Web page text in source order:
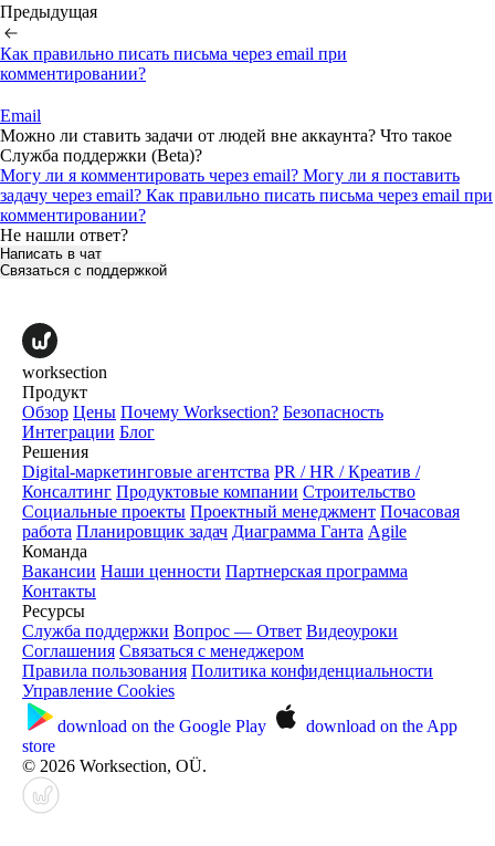
Предыдущая
Как правильно писать письма через email при
комментировании?
Email
Можно ли ставить задачи от людей вне аккаунта? Что такое
Служба поддержки (Beta)?
Могу ли я комментировать через email? Могу ли я поставить
задачу через email? Как правильно писать письма через email при
комментировании?
Не нашли ответ?
Написать в чат
Связаться с поддержкой
worksection
Продукт
Обзор Цены Почему Worksection? Безопасность
Интеграции Блог
Решения
Digital-маркетинговые агентства PR / HR / Креатив /
Консалтинг Продуктовые компании Строительство
Социальные проекты Проектный менеджмент Почасовая
работа Планировщик задач Диаграмма Ганта Agile
Команда
Вакансии Наши ценности Партнерская программа
Контакты
Ресурсы
Служба поддержки Вопрос — Ответ Видеоуроки
Соглашения Связаться с менеджером
Правила пользования Политика конфиденциальности
Управление Cookies
download on the Google Play download on the App
store
© 2026 Worksection, OÜ.